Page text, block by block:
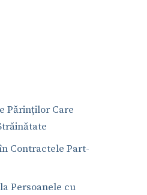
Părinților Care
Contractele Part-
Persoanele cu